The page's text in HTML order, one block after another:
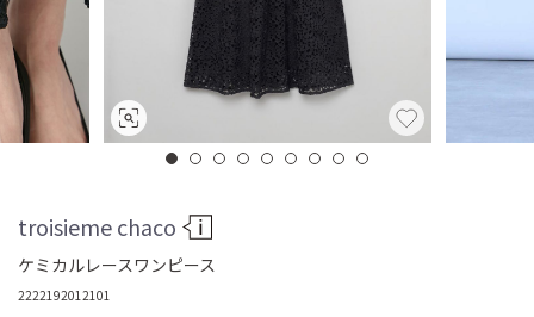
troisieme chaco
ケミカルレースワンピース
2222192012101